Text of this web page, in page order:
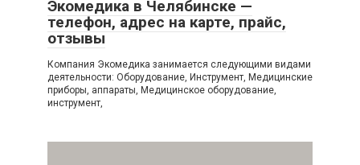
Экомедика в Челябинске —
телефон, адрес на карте, прайс,
отзывы
Компания Экомедика занимается следующими видами
деятельности: Оборудование, Инструмент, Медицинские
приборы, аппараты, Медицинское оборудование,
инструмент,